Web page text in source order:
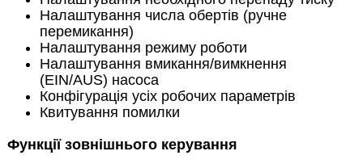
Налаштування числа обертів (ручне
перемикання)
Налаштування режиму роботи
Налаштування вмикання/вимкнення
(EIN/AUS) насоса
Конфігурація усіх робочих параметрів
Квитування помилки
Функції зовнішнього керування